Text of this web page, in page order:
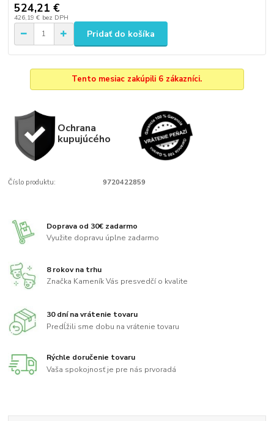
524,21 €
426,19 € bez DPH
Pridať do košíka
Tento mesiac zakúpili 6 zákazníci.
Ochrana
kupujúcého
Číslo produktu: 9720422859
Doprava od 30€ zadarmo
Využite dopravu úplne zadarmo
8 rokov na trhu
Značka Kameník Vás presvedčí o kvalite
30 dní na vrátenie tovaru
Predĺžili sme dobu na vrátenie tovaru
Rýchle doručenie tovaru
Vaša spokojnosť je pre nás prvoradá